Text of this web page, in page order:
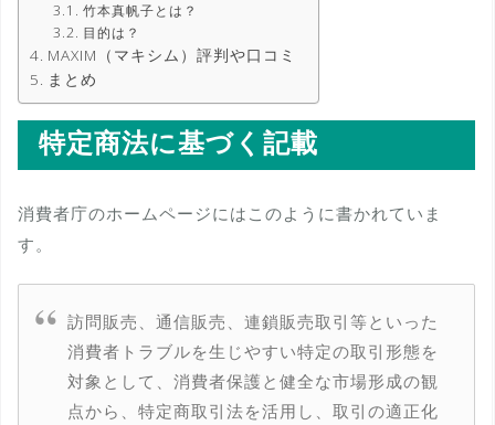
竹本真帆子とは？
目的は？
MAXIM（マキシム）評判や口コミ
まとめ
特定商法に基づく記載
消費者庁のホームページにはこのように書かれていま
す。
訪問販売、通信販売、連鎖販売取引等といった
消費者トラブルを生じやすい特定の取引形態を
対象として、消費者保護と健全な市場形成の観
点から、特定商取引法を活用し、取引の適正化